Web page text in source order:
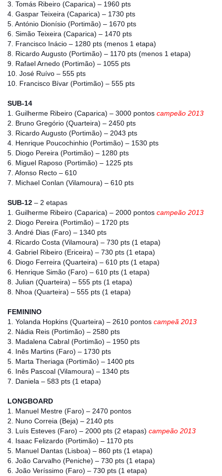
3. Tomás Ribeiro (Caparica) – 1960 pts
4. Gaspar Teixeira (Caparica) – 1730 pts
5. António Dionísio (Portimão) – 1670 pts
6. Simão Teixeira (Caparica) – 1470 pts
7. Francisco Inácio – 1280 pts (menos 1 etapa)
8. Ricardo Augusto (Portimão) – 1170 pts (menos 1 etapa)
9. Rafael Arnedo (Portimão) – 1055 pts
10. José Ruívo – 555 pts
10. Francisco Bívar (Portimão) – 555 pts
SUB-14
1. Guilherme Ribeiro (Caparica) – 3000 pontos campeão 2013
2. Bruno Gregório (Quarteira) – 2450 pts
3. Ricardo Augusto (Portimão) – 2043 pts
4. Henrique Poucochinhio (Portimão) – 1530 pts
5. Diogo Pereira (Portimão) – 1280 pts
6. Miguel Raposo (Portimão) – 1225 pts
7. Afonso Recto – 610
7. Michael Conlan (Vilamoura) – 610 pts
SUB-12 – 2 etapas
1. Guilherme Ribeiro (Caparica) – 2000 pontos campeão 2013
2. Diogo Pereira (Portimão) – 1720 pts
3. André Dias (Faro) – 1340 pts
4. Ricardo Costa (Vilamoura) – 730 pts (1 etapa)
4. Gabriel Ribeiro (Ericeira) – 730 pts (1 etapa)
6. Diogo Ferreira (Quarteira) – 610 pts (1 etapa)
6. Henrique Simão (Faro) – 610 pts (1 etapa)
8. Julian (Quarteira) – 555 pts (1 etapa)
8. Nhoa (Quarteira) – 555 pts (1 etapa)
FEMININO
1. Yolanda Hopkins (Quarteira) – 2610 pontos campeã 2013
2. Nádia Reis (Portimão) – 2580 pts
3. Madalena Cabral (Portimão) – 1950 pts
4. Inês Martins (Faro) – 1730 pts
5. Marta Theriaga (Portimão) – 1400 pts
6. Inês Pascoal (Vilamoura) – 1340 pts
7. Daniela – 583 pts (1 etapa)
LONGBOARD
1. Manuel Mestre (Faro) – 2470 pontos
2. Nuno Correia (Beja) – 2140 pts
3. Luís Esteves (Faro) – 2000 pts (2 etapas) campeão 2013
4. Isaac Felizardo (Portimão) – 1170 pts
5. Manuel Dantas (Lisboa) – 860 pts (1 etapa)
6. João Carvalho (Peniche) – 730 pts (1 etapa)
6. João Veríssimo (Faro) – 730 pts (1 etapa)